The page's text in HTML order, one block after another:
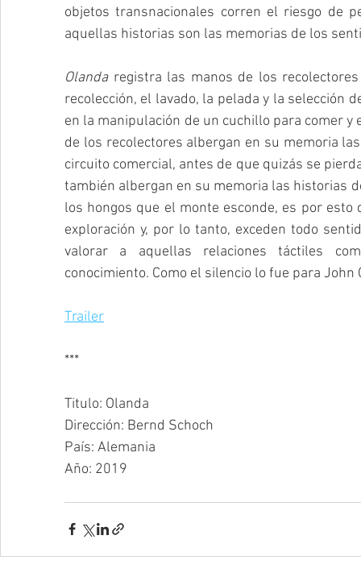
objetos transnacionales corren el riesgo de
aquellas historias son las memorias de los
Olanda registra las manos de los
recolección, el lavado, la pelada y la selección
en la manipulación de un cuchillo para comer
de los recolectores albergan en su memoria
circuito comercial, antes de que quizás se
también albergan en su memoria las historias
los hongos que el monte esconde, es por
exploración y, por lo tanto, exceden todo
valorar a aquellas relaciones táctiles
conocimiento. Como el silencio lo fue para John
Trailer
***
Titulo: Olanda
Dirección: Bernd Schoch
País: Alemania
Año: 2019